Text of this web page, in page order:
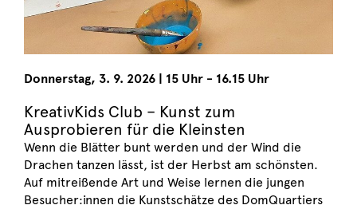
Donnerstag, 3. 9. 2026 | 15 Uhr - 16.15 Uhr
KreativKids Club – Kunst zum
Ausprobieren für die Kleinsten
Wenn die Blätter bunt werden und der Wind die
Drachen tanzen lässt, ist der Herbst am schönsten.
Auf mitreißende Art und Weise lernen die jungen
Besucher:innen die Kunstschätze des DomQuartiers